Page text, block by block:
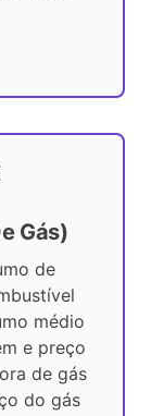
Gás)
de
médio
e preço
de gás
do gás